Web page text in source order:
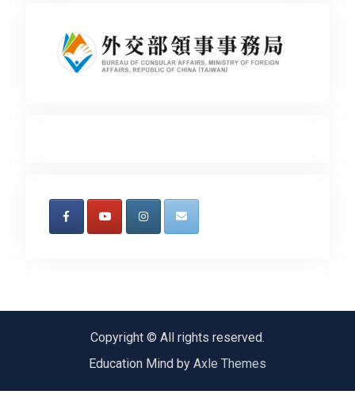
Copyright © All rights reserved.
Education Mind by Axle Themes